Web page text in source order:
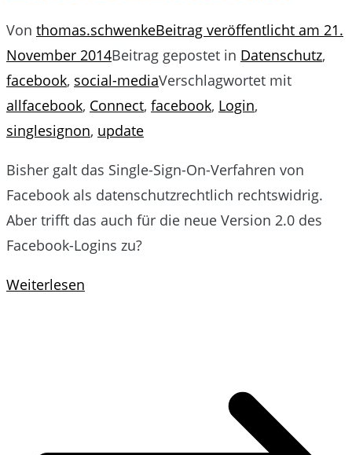
Von thomas.schwenkeBeitrag veröffentlicht am 21.
November 2014Beitrag gepostet in Datenschutz,
facebook, social-mediaVerschlagwortet mit
allfacebook, Connect, facebook, Login,
singlesignon, update
Bisher galt das Single-Sign-On-Verfahren von
Facebook als datenschutzrechtlich rechtswidrig.
Aber trifft das auch für die neue Version 2.0 des
Facebook-Logins zu?
Weiterlesen